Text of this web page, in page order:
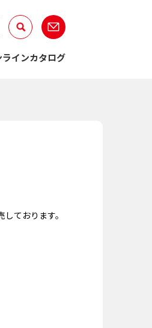
ラインカタログ
ております。